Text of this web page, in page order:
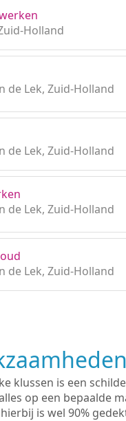
Holland
de Lek, Zuid-Holland
de Lek, Zuid-Holland
de Lek, Zuid-Holland
de Lek, Zuid-Holland
klussen is een
op een bepaalde
is wel 90%